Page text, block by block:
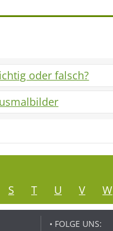
oder falsch?
S T U V W
• FOLGE UNS: